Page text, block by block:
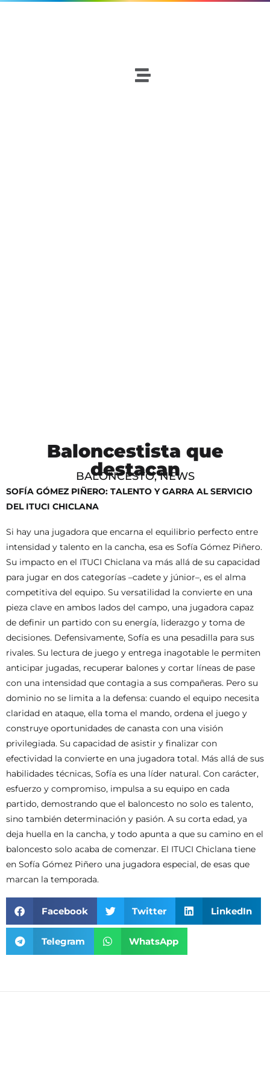
Baloncestista que
destacan
BALONCESTO,NEWS
SOFÍA GÓMEZ PIÑERO: TALENTO Y GARRA AL SERVICIO
DEL ITUCI CHICLANA
Si hay una jugadora que encarna el equilibrio perfecto entre
intensidad y talento en la cancha, esa es Sofía Gómez Piñero.
Su impacto en el ITUCI Chiclana va más allá de su capacidad
para jugar en dos categorías –cadete y júnior–, es el alma
competitiva del equipo. Su versatilidad la convierte en una
pieza clave en ambos lados del campo, una jugadora capaz
de definir un partido con su energía, liderazgo y toma de
decisiones. Defensivamente, Sofía es una pesadilla para sus
rivales. Su lectura de juego y entrega inagotable le permiten
anticipar jugadas, recuperar balones y cortar líneas de pase
con una intensidad que contagia a sus compañeras. Pero su
dominio no se limita a la defensa: cuando el equipo necesita
claridad en ataque, ella toma el mando, ordena el juego y
construye oportunidades de canasta con una visión
privilegiada. Su capacidad de asistir y finalizar con
efectividad la convierte en una jugadora total. Más allá de sus
habilidades técnicas, Sofía es una líder natural. Con carácter,
esfuerzo y compromiso, impulsa a su equipo en cada
partido, demostrando que el baloncesto no solo es talento,
sino también determinación y pasión. A su corta edad, ya
deja huella en la cancha, y todo apunta a que su camino en el
baloncesto solo acaba de comenzar. El ITUCI Chiclana tiene
en Sofía Gómez Piñero una jugadora especial, de esas que
marcan la temporada.
Facebook Twitter LinkedIn
Telegram WhatsApp